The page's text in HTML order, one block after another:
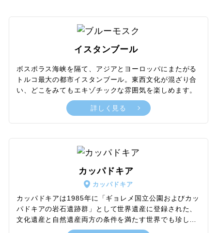
イスタンブール
ボスポラス海峡を隔て、アジアとヨーロッパにまたがる
トルコ最大の都市イスタンブール。東西文化が混ざり合
い、どこをみてもエキゾチックな雰囲気を楽しめます。
詳しく見る
カッパドキア
カッパドキア
カッパドキアは1985年に「ギョレメ国立公園およびカッ
パドキアの岩石遺跡群」として世界遺産に登録された、
文化遺産と自然遺産両方の条件を満たす世界でも珍しい
複合遺産です。度重なる火山の噴火と長い間の風雨の浸